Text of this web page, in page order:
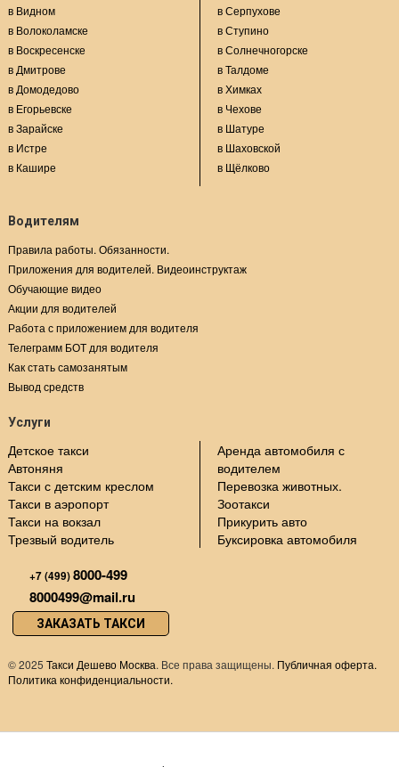
в Видном
в Волоколамске
в Воскресенске
в Дмитрове
в Домодедово
в Егорьевске
в Зарайске
в Истре
в Кашире
в Серпухове
в Ступино
в Солнечногорске
в Талдоме
в Химках
в Чехове
в Шатуре
в Шаховской
в Щёлково
Водителям
Правила работы. Обязанности.
Приложения для водителей. Видеоинструктаж
Обучающие видео
Акции для водителей
Работа с приложением для водителя
Телеграмм БОТ для водителя
Как стать самозанятым
Вывод средств
Услуги
Детское такси
Автоняня
Такси с детским креслом
Такси в аэропорт
Такси на вокзал
Трезвый водитель
Аренда автомобиля с
водителем
Перевозка животных.
Зоотакси
Прикурить авто
Буксировка автомобиля
+7 (499)8000-499
8000499@mail.ru
ЗАКАЗАТЬ ТАКСИ
©2025 Такси Дешево Москва. Все права защищены. Публичная оферта.
Политика конфиденциальности.